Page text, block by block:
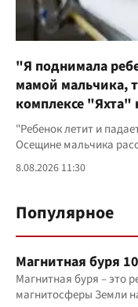
"Я поднимала
мамой мальчика,
комплексе "Яхта"
"Ребенок летит и
Осещине мальчика
8.08.2026 11:30
Популярное
Магнитная буря
Магнитная буря – это
магнитосферы Земли